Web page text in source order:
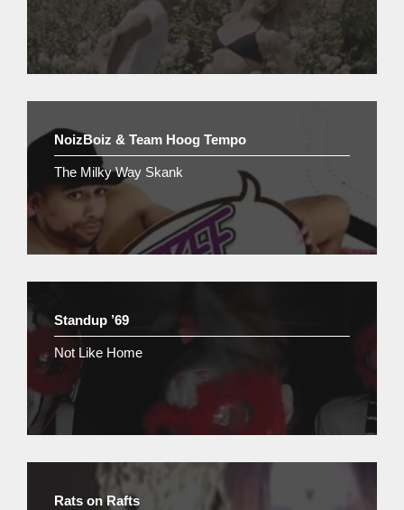
NoizBoiz & Team Hoog Tempo
The Milky Way Skank
Standup ’69
Not Like Home
Rats on Rafts